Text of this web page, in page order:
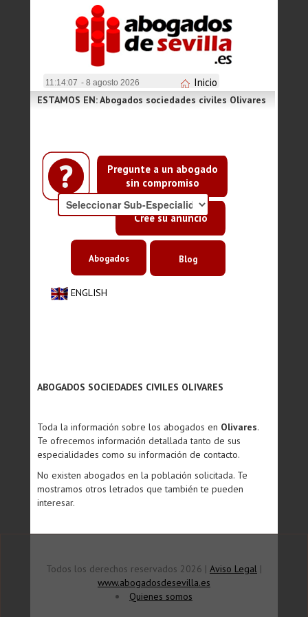
11:14:07 - 8 agosto 2026 Inicio
Pregunte a un abogado
sin compromiso
Cree su anuncio
ESTAMOS EN: Abogados sociedades civiles Olivares
ENGLISH
Abogados Blog
ABOGADOS SOCIEDADES CIVILES OLIVARES
Toda la información sobre los abogados en Olivares.
Te ofrecemos información detallada tanto de sus
especialidades como su información de contacto.
No existen abogados en la población solicitada. Te
mostramos otros letrados que también te pueden
interesar.
Todos los derechos reservados 2026 | Aviso Legal |
www.abogadosdesevilla.es
Quienes somos